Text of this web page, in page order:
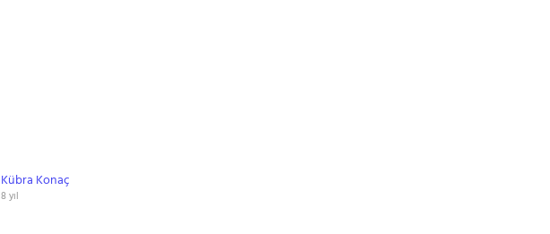
Kübra Konaç
8 yıl